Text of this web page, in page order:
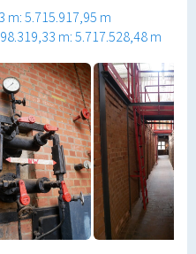
m: 5.715.917,95 m
m: 5.717.528,48 m